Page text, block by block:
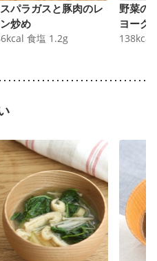
パラガスと豚肉のレ
炒め
kcal 食塩 1.2g
野菜の
ヨーグ
138kcal